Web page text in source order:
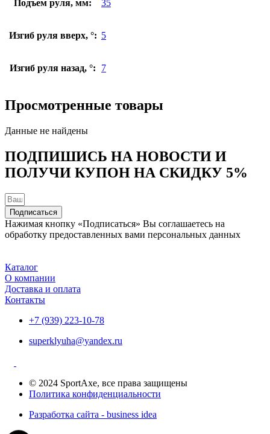
Подъем руля, мм: 35
Изгиб руля вверх, °: 5
Изгиб руля назад, °: 7
Просмотренные товары
Данные не найдены
ПОДПИШИСЬ НА НОВОСТИ И
ПОЛУЧИ КУПОН НА СКИДКУ 5%
Подписаться
Нажимая кнопку «Подписаться» Вы соглашаетесь на
обработку предоставленных вами персональных данных
Каталог
О компании
Доставка и оплата
Контакты
+7 (939) 223-10-78
superklyuha@yandex.ru
© 2024 SportAxe, все права защищены
Политика конфиденциальности
Разработка сайта - business idea